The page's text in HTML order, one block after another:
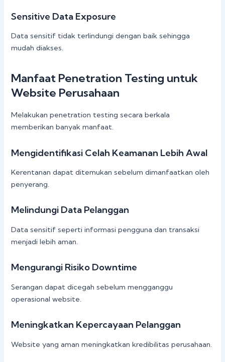
Sensitive Data Exposure
Data sensitif tidak terlindungi dengan baik sehingga
mudah diakses.
Manfaat Penetration Testing untuk
Website Perusahaan
Melakukan penetration testing secara berkala
memberikan banyak manfaat.
Mengidentifikasi Celah Keamanan Lebih Awal
Kerentanan dapat ditemukan sebelum dimanfaatkan oleh
penyerang.
Melindungi Data Pelanggan
Data sensitif seperti informasi pengguna dan transaksi
menjadi lebih aman.
Mengurangi Risiko Downtime
Serangan dapat dicegah sebelum mengganggu
operasional website.
Meningkatkan Kepercayaan Pelanggan
Website yang aman meningkatkan kredibilitas perusahaan.